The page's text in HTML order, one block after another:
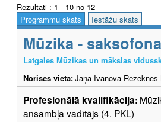
Rezultāti : 1 - 10 no 12
Programmu skats
Iestāžu skats
Mūzika -
Latgales Mūzikas un mākslas
Norises vieta:Jāņa Ivanova
Profesionālā kvalifikācija:
ansambļa vadītājs (4. PKL)